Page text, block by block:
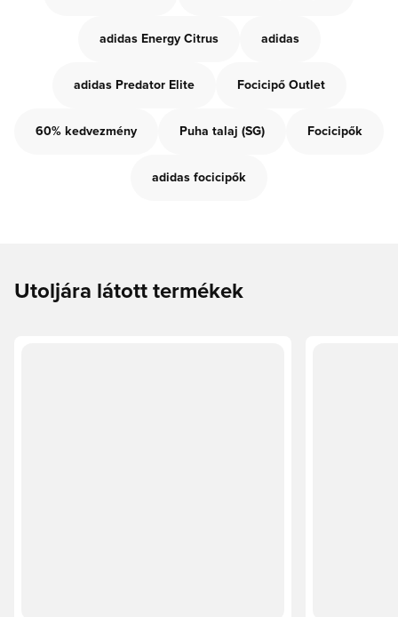
adidas Energy Citrus adidas
adidas Predator Elite Focicipő Outlet
60% kedvezmény Puha talaj (SG) Focicipők
adidas focicipők
Utoljára látott termékek